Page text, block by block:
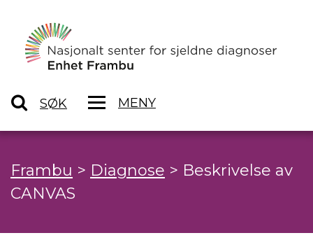
SØK MENY
Frambu > Diagnose > Beskrivelse av
CANVAS